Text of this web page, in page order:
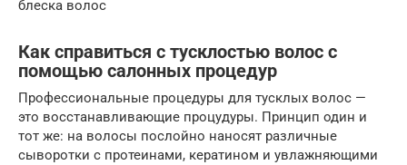
блеска волос
Как справиться с тусклостью волос с
помощью салонных процедур
Профессиональные процедуры для тусклых волос —
это восстанавливающие процудуры. Принцип один и
тот же: на волосы послойно наносят различные
сыворотки с протеинами, кератином и увлажняющими